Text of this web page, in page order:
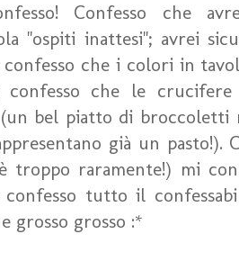
Confesso che
"ospiti inattesi"; avrei
confesso che i colori in
confesso che le
bel piatto di broccoletti
già un pasto!).
troppo raramente!) mi
confesso tutto il
grosso grosso :*